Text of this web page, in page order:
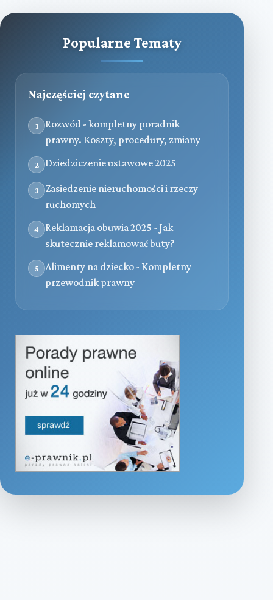
Popularne Tematy
Najczęściej czytane
1
Rozwód - kompletny poradnik
prawny. Koszty, procedury, zmiany
2 Dziedziczenie ustawowe 2025
3
Zasiedzenie nieruchomości i rzeczy
ruchomych
4
Reklamacja obuwia 2025 - Jak
skutecznie reklamować buty?
5
Alimenty na dziecko - Kompletny
przewodnik prawny